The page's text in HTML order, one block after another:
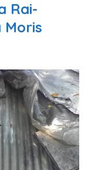
Rai-
Moris